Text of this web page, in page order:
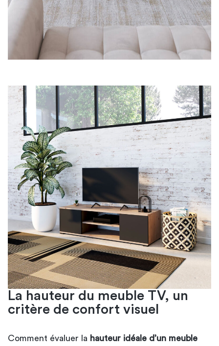
La hauteur du meuble TV, un
critère de confort visuel
Comment évaluer la hauteur idéale d’un meuble